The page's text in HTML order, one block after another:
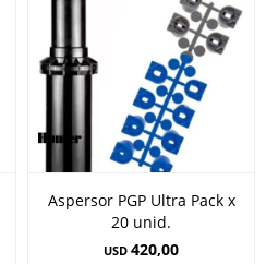
Aspersor PGP Ultra Pack x
20 unid.
USD 420,00